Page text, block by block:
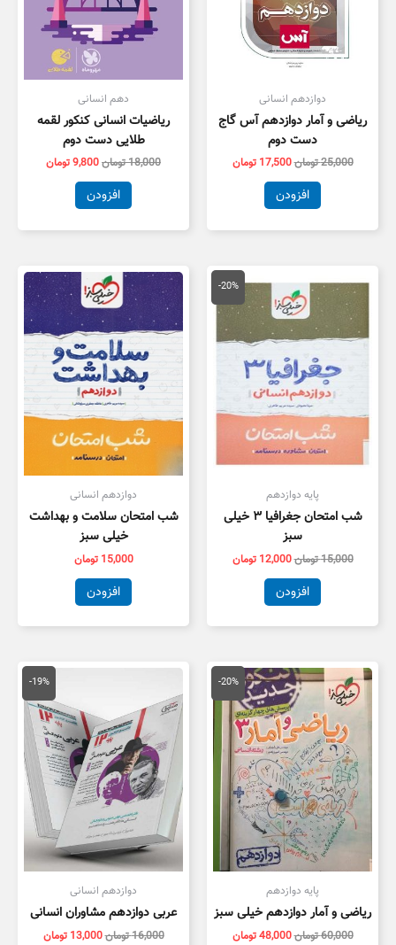
دوازدهم انسانی
ریاضی و آمار دوازدهم آس گاج
دست دوم
25,000تومان17,500 تومان
افزودن
دهم انسانی
ریاضیات انسانی کنکور لقمه
طلایی دست دوم
18,000تومان9,800تومان
افزودن
-20%
پایه دوازدهم
شب امتحان جغرافیا ۳ خیلی
سبز
15,000تومان
اصلی
15,000 تومان
بود.
12,000 تومان
قیمت
فعلی
12,000 تومان
است.
افزودن
دوازدهم انسانی
شب امتحان سلامت و بهداشت
خیلی سبز
15,000 تومان
افزودن
-20%
پایه دوازدهم
ریاضی و آمار دوازدهم خیلی سبز
60,000تومان
قیمت
اصلی
60,000 تومان
بود.
48,000تومان
قیمت
فعلی
48,000 تومان
-19%
دوازدهم انسانی
عربی دوازدهم مشاوران انسانی
16,000تومان
16,000 تومان
بود.
13,000 تومان
قیمت
فعلی
است.